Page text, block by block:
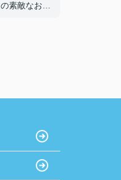
素敵なお部